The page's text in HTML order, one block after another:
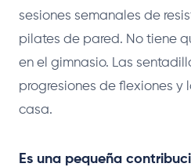
sesiones semanales de
pilates de pared. No tiene
en el gimnasio. Las
progresiones de flexiones y
casa.
Es una pequeña